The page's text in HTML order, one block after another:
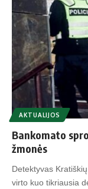
AKTUALIJOS
Bankomato
žmonės
Detektyvas
virto kuo tikriausia